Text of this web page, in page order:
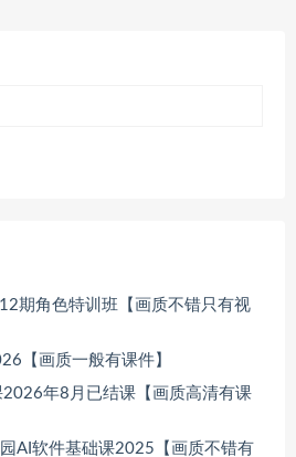
期角色特训班【画质不错只有视
【画质一般有课件】
年8月已结课【画质高清有课
AI软件基础课2025【画质不错有